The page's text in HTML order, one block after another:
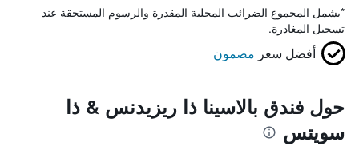
*يشمل المجموع الضرائب المحلية المقدرة والرسوم المستحقة عند
تسجيل المغادرة.
أفضل سعر مضمون
حول فندق بالاسينا ذا ريزيدنس & ذا
سويتس